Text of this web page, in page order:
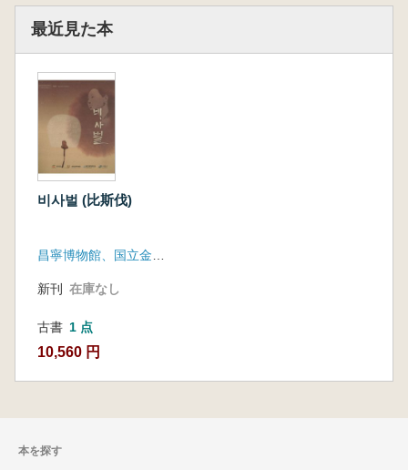
最近見た本
비사벌 (比斯伐)
新刊 在庫なし
古書 1 点
10,560 円
本を探す